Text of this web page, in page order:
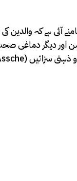
سامنے آئی ہے کہ
دیگر دماغی صحت